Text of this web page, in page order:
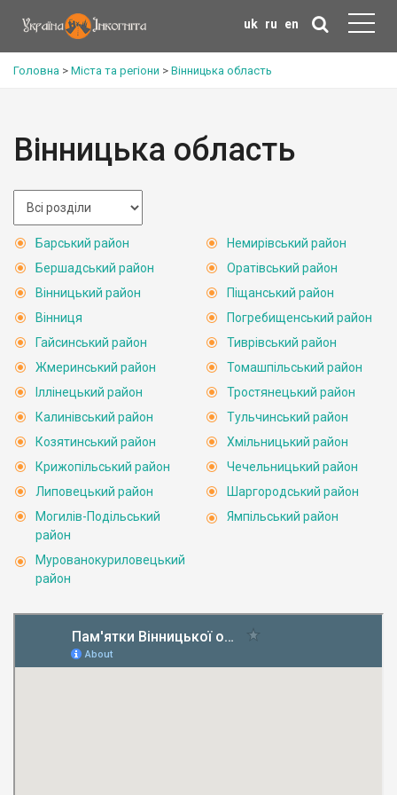
uk ru en
Головна > Міста та регіони > Вінницька область
Вінницька область
Барський район
Бершадський район
Вінницький район
Вінниця
Гайсинський район
Жмеринський район
Іллінецький район
Калинівський район
Козятинський район
Крижопільський район
Липовецький район
Могилів-Подільський
район
Мурованокуриловецький
район
Немирівський район
Оратівський район
Піщанський район
Погребищенський район
Тиврівський район
Томашпільський район
Тростянецький район
Тульчинський район
Хмільницький район
Чечельницький район
Шаргородський район
Ямпільський район